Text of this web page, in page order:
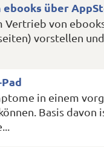
über
Vertrieb von
vorstellen
in einem
Basis